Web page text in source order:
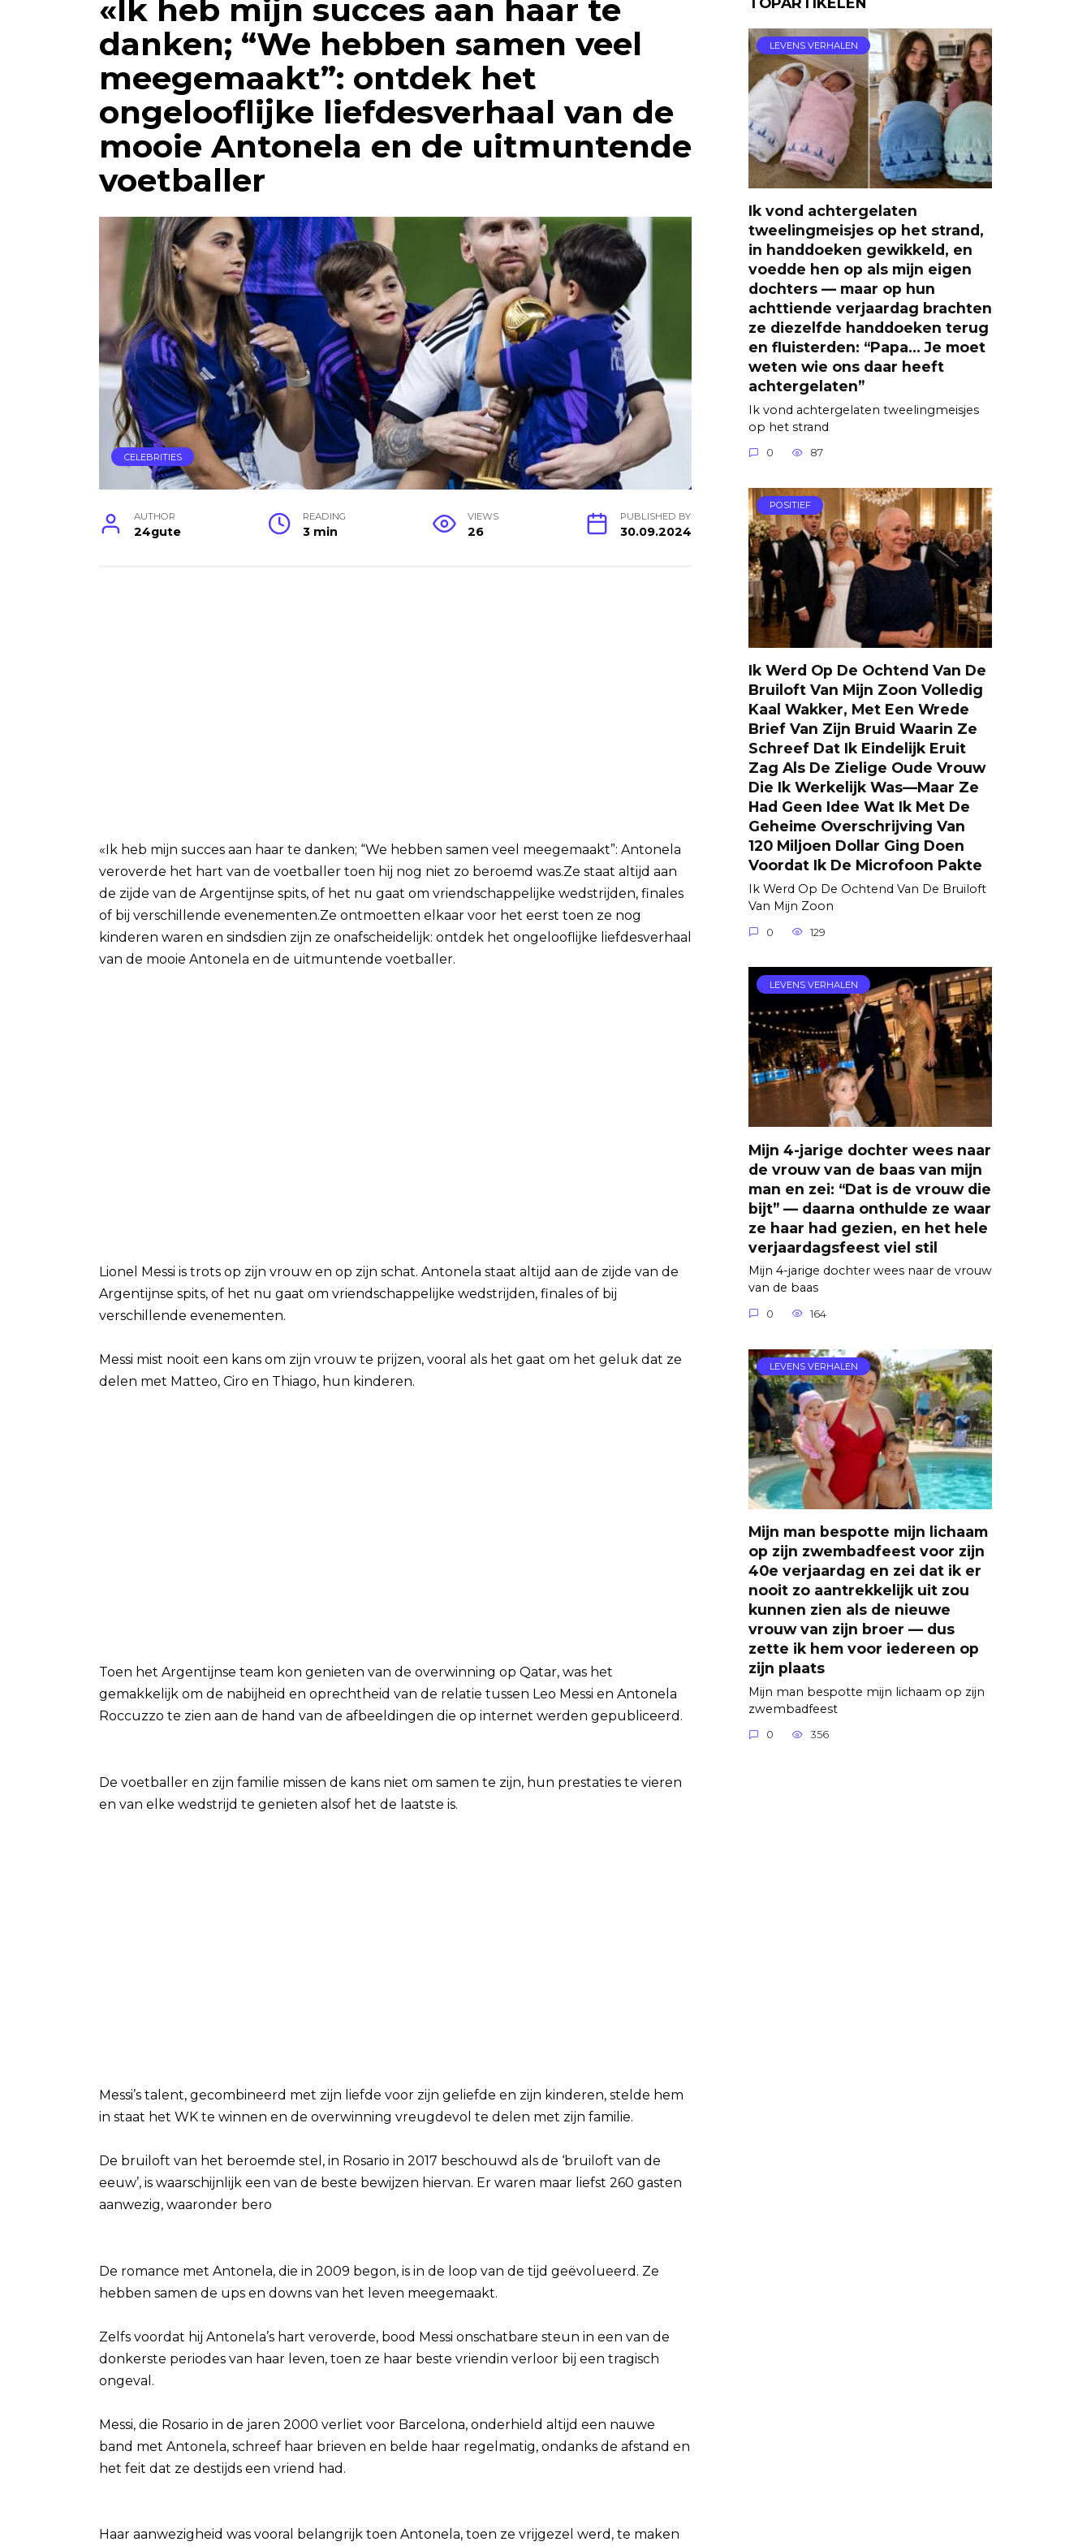
«Ik heb mijn succes aan haar te
danken; “We hebben samen veel
meegemaakt”: ontdek het
ongelooflijke liefdesverhaal van de
mooie Antonela en de uitmuntende
voetballer
CELEBRITIES
AUTHOR
24gute
READING
3 min
VIEWS
26
PUBLISHED BY
30.09.2024
«Ik heb mijn succes aan haar te danken; “We hebben samen veel meegemaakt”: Antonela
veroverde het hart van de voetballer toen hij nog niet zo beroemd was.Ze staat altijd aan
de zijde van de Argentijnse spits, of het nu gaat om vriendschappelijke wedstrijden, finales
of bij verschillende evenementen.Ze ontmoetten elkaar voor het eerst toen ze nog
kinderen waren en sindsdien zijn ze onafscheidelijk: ontdek het ongelooflijke liefdesverhaal
van de mooie Antonela en de uitmuntende voetballer.
Lionel Messi is trots op zijn vrouw en op zijn schat. Antonela staat altijd aan de zijde van de
Argentijnse spits, of het nu gaat om vriendschappelijke wedstrijden, finales of bij
verschillende evenementen.
Messi mist nooit een kans om zijn vrouw te prijzen, vooral als het gaat om het geluk dat ze
delen met Matteo, Ciro en Thiago, hun kinderen.
Toen het Argentijnse team kon genieten van de overwinning op Qatar, was het
gemakkelijk om de nabijheid en oprechtheid van de relatie tussen Leo Messi en Antonela
Roccuzzo te zien aan de hand van de afbeeldingen die op internet werden gepubliceerd.
De voetballer en zijn familie missen de kans niet om samen te zijn, hun prestaties te vieren
en van elke wedstrijd te genieten alsof het de laatste is.
Messi’s talent, gecombineerd met zijn liefde voor zijn geliefde en zijn kinderen, stelde hem
in staat het WK te winnen en de overwinning vreugdevol te delen met zijn familie.
De bruiloft van het beroemde stel, in Rosario in 2017 beschouwd als de ‘bruiloft van de
eeuw’, is waarschijnlijk een van de beste bewijzen hiervan. Er waren maar liefst 260 gasten
aanwezig, waaronder bero
De romance met Antonela, die in 2009 begon, is in de loop van de tijd geëvolueerd. Ze
hebben samen de ups en downs van het leven meegemaakt.
Zelfs voordat hij Antonela’s hart veroverde, bood Messi onschatbare steun in een van de
donkerste periodes van haar leven, toen ze haar beste vriendin verloor bij een tragisch
ongeval.
Messi, die Rosario in de jaren 2000 verliet voor Barcelona, ​​onderhield altijd een nauwe
band met Antonela, schreef haar brieven en belde haar regelmatig, ondanks de afstand en
het feit dat ze destijds een vriend had.
Haar aanwezigheid was vooral belangrijk toen Antonela, toen ze vrijgezel werd, te maken
LEVENS VERHALEN
Ik vond achtergelaten
tweelingmeisjes op het strand,
in handdoeken gewikkeld, en
voedde hen op als mijn eigen
dochters — maar op hun
achttiende verjaardag brachten
ze diezelfde handdoeken terug
en fluisterden: “Papa… Je moet
weten wie ons daar heeft
achtergelaten”
Ik vond achtergelaten tweelingmeisjes
op het strand
0 87
POSITIEF
Ik Werd Op De Ochtend Van De
Bruiloft Van Mijn Zoon Volledig
Kaal Wakker, Met Een Wrede
Brief Van Zijn Bruid Waarin Ze
Schreef Dat Ik Eindelijk Eruit
Zag Als De Zielige Oude Vrouw
Die Ik Werkelijk Was—Maar Ze
Had Geen Idee Wat Ik Met De
Geheime Overschrijving Van
120 Miljoen Dollar Ging Doen
Voordat Ik De Microfoon Pakte
Ik Werd Op De Ochtend Van De Bruiloft
Van Mijn Zoon
0 129
LEVENS VERHALEN
Mijn 4-jarige dochter wees naar
de vrouw van de baas van mijn
man en zei: “Dat is de vrouw die
bijt” — daarna onthulde ze waar
ze haar had gezien, en het hele
verjaardagsfeest viel stil
Mijn 4-jarige dochter wees naar de vrouw
van de baas
0 164
LEVENS VERHALEN
Mijn man bespotte mijn lichaam
op zijn zwembadfeest voor zijn
40e verjaardag en zei dat ik er
nooit zo aantrekkelijk uit zou
kunnen zien als de nieuwe
vrouw van zijn broer — dus
zette ik hem voor iedereen op
zijn plaats
Mijn man bespotte mijn lichaam op zijn
zwembadfeest
0 356